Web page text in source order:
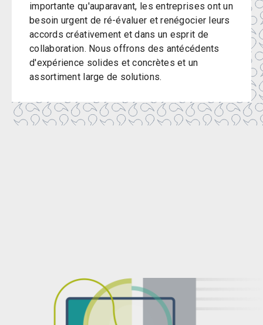
importante qu'auparavant, les entreprises ont un
besoin urgent de ré-évaluer et renégocier leurs
accords créativement et dans un esprit de
collaboration. Nous offrons des antécédents
d'expérience solides et concrètes et un
assortiment large de solutions.